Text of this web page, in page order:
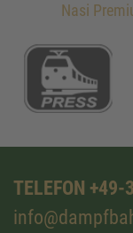
Nasi
TELEFON